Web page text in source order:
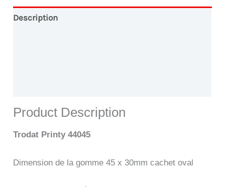
Description
Product Description
Trodat Printy 44045
Dimension de la gomme 45 x 30mm cachet oval